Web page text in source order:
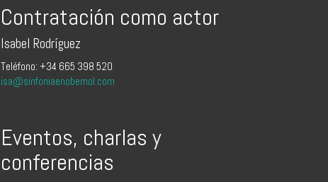
Contratación como actor
Isabel Rodríguez
Teléfono: +34 665 398 520
isa@sinfoniaenobemol.com
Eventos, charlas y
conferencias